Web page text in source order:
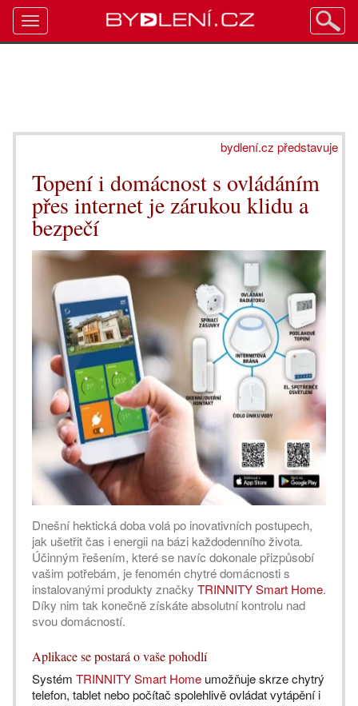
bydlení.cz představuje
Topení i domácnost s ovládáním
přes internet je zárukou klidu a
bezpečí
Dnešní hektická doba volá po inovativních postupech,
jak ušetřit čas i energii na bázi každodenního života.
Účinným řešením, které se navíc dokonale přizpůsobí
vašim potřebám, je fenomén chytré domácnosti s
instalovanými produkty značky TRINNITY Smart Home.
Díky nim tak konečně získáte absolutní kontrolu nad
svou domácností.
Aplikace se postará o vaše pohodlí
Systém TRINNITY Smart Home umožňuje skrze chytrý
telefon, tablet nebo počítač spolehlivě ovládat vytápění i
Toggle
navigation